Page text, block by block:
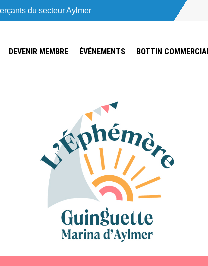
du secteur Aylmer
DEVENIR MEMBRE ÉVÉNEMENTS BOTTIN